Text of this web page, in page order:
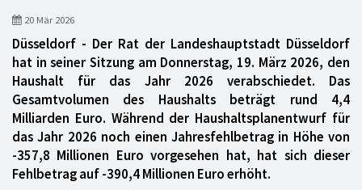
20 Mär 2026
Düsseldorf - Der Rat der Landeshauptstadt Düsseldorf
hat in seiner Sitzung am Donnerstag, 19. März 2026, den
Haushalt für das Jahr 2026 verabschiedet. Das
Gesamtvolumen des Haushalts beträgt rund 4,4
Milliarden Euro. Während der Haushaltsplanentwurf für
das Jahr 2026 noch einen Jahresfehlbetrag in Höhe von
-357,8 Millionen Euro vorgesehen hat, hat sich dieser
Fehlbetrag auf -390,4 Millionen Euro erhöht.